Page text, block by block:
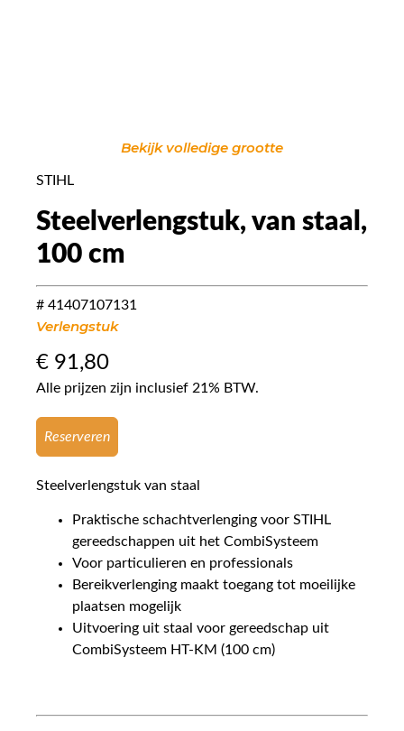
Bekijk volledige grootte
STIHL
Steelverlengstuk, van staal,
100 cm
# 41407107131
Verlengstuk
€ 91,80
Alle prijzen zijn inclusief 21% BTW.
Reserveren
Steelverlengstuk van staal
Praktische schachtverlenging voor STIHL
gereedschappen uit het CombiSysteem
Voor particulieren en professionals
Bereikverlenging maakt toegang tot moeilijke
plaatsen mogelijk
Uitvoering uit staal voor gereedschap uit
CombiSysteem HT-KM (100 cm)